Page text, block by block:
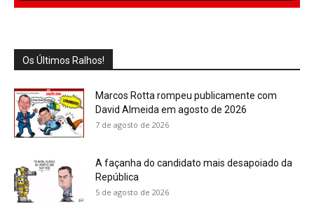
Os Últimos Ralhos!
Marcos Rotta rompeu publicamente com
David Almeida em agosto de 2026
7 de agosto de 2026
A façanha do candidato mais desapoiado da
República
5 de agosto de 2026